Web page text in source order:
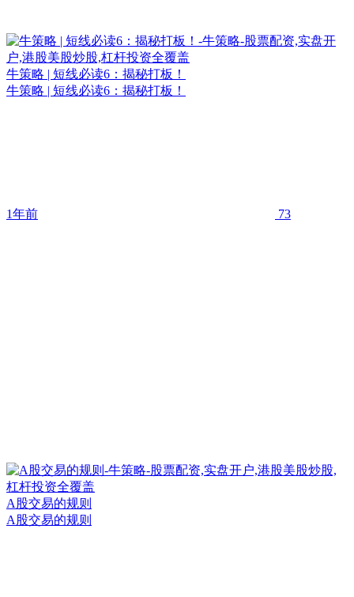
牛策略 | 短线必读6：揭秘打板！
牛策略 | 短线必读6：揭秘打板！
1年前 73
A股交易的规则
A股交易的规则